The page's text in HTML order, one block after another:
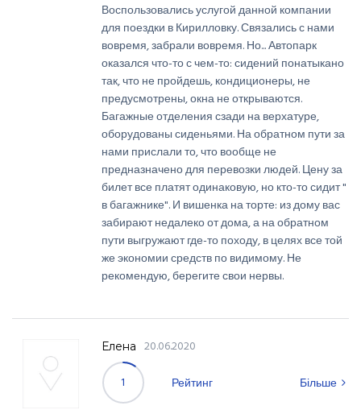
Воспользовались услугой данной компании
для поездки в Кирилловку. Связались с нами
вовремя, забрали вовремя. Но... Автопарк
оказался что-то с чем-то: сидений понатыкано
так, что не пройдешь, кондиционеры, не
предусмотрены, окна не открываются.
Багажные отделения сзади на верхатуре,
оборудованы сиденьями. На обратном пути за
нами прислали то, что вообще не
предназначено для перевозки людей. Цену за
билет все платят одинаковую, но кто-то сидит "
в багажнике". И вишенка на торте: из дому вас
забирают недалеко от дома, а на обратном
пути выгружают где-то походу, в целях все той
же экономии средств по видимому. Не
рекомендую, берегите свои нервы.
20.06.2020
Елена
Рейтинг
1 Більше